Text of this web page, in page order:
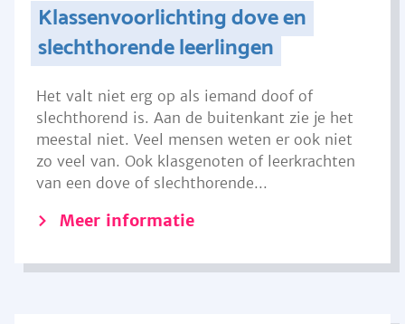
Klassenvoorlichting dove en
slechthorende leerlingen
Het valt niet erg op als iemand doof of
slechthorend is. Aan de buitenkant zie je het
meestal niet. Veel mensen weten er ook niet
zo veel van. Ook klasgenoten of leerkrachten
van een dove of slechthorende...
Meer informatie